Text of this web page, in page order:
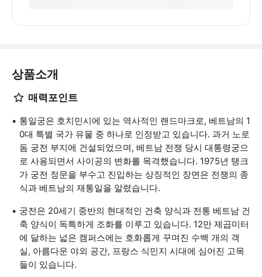
상품소개
매력포인트
통일궁은 호치민시에 있는 역사적인 랜드마크로, 베트남의 1
0대 특별 국가 유물 중 하나로 인정받고 있습니다. 과거 노로
돔 궁전 부지에 건설되었으며, 베트남 전쟁 당시 대통령궁으
로 사용되면서 사이공의 변화를 목격했습니다. 1975년 탱크
가 궁전 정문을 부수고 진입하는 상징적인 장면은 전쟁의 종
식과 베트남의 재통일을 알렸습니다.
궁전은 20세기 중반의 현대적인 건축 양식과 전통 베트남 건
축 양식이 독특하게 조화를 이루고 있습니다. 12만 제곱미터
에 달하는 넓은 캠퍼스에는 호화롭게 꾸며진 수백 개의 객
실, 아름다운 야외 공간, 프랑스 식민지 시대에 심어진 고목
들이 있습니다.